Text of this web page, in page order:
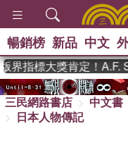
暢銷榜 新品 中文
指標大獎肯定！A.F.
三民網路書店 中文書
日本人物傳記